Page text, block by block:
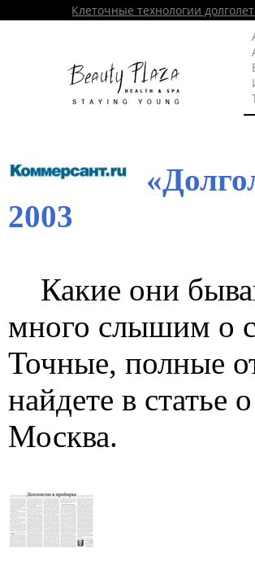
Клеточные технологии
2003
Какие они
много слышим о
Точные, полные
найдете в
Москва.